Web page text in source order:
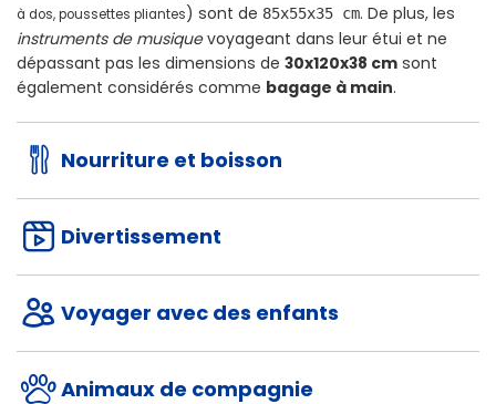
à dos, poussettes pliantes) sont de 85x55x35 cm. De plus, les
instruments de musiquevoyageant dans leur étui et ne
dépassant pas les dimensions de 30x120x38 cm sont
également considérés comme bagage à main.
Nourriture et boisson
Divertissement
Voyager avec des enfants
Animaux de compagnie